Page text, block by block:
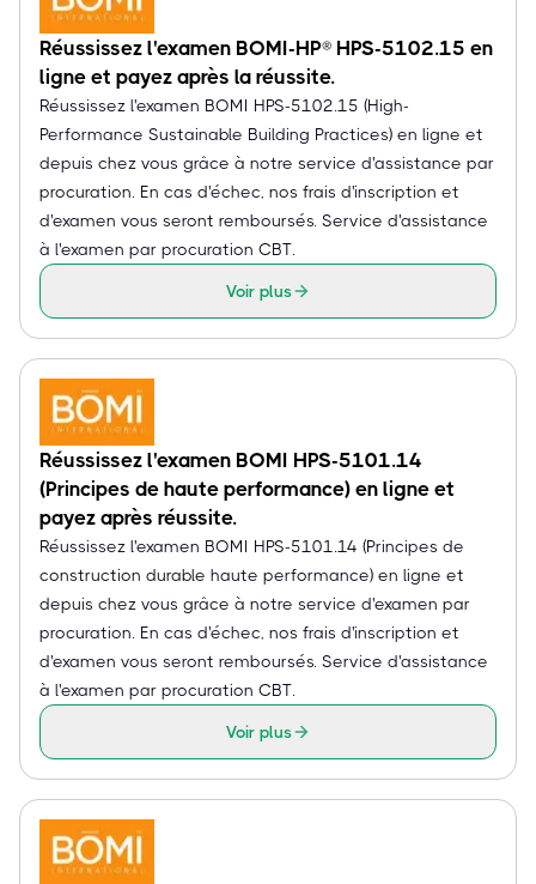
Réussissez l'examen BOMI-HP® HPS-5102.15 en
ligne et payez après la réussite.
Réussissez l'examen BOMI HPS-5102.15 (High-
Performance Sustainable Building Practices) en ligne et
depuis chez vous grâce à notre service d'assistance par
procuration. En cas d'échec, nos frais d'inscription et
d'examen vous seront remboursés. Service d'assistance
à l'examen par procuration CBT.
Voir plus
Réussissez l'examen BOMI HPS-5101.14
(Principes de haute performance) en ligne et
payez après réussite.
Réussissez l'examen BOMI HPS-5101.14 (Principes de
construction durable haute performance) en ligne et
depuis chez vous grâce à notre service d'examen par
procuration. En cas d'échec, nos frais d'inscription et
d'examen vous seront remboursés. Service d'assistance
à l'examen par procuration CBT.
Voir plus